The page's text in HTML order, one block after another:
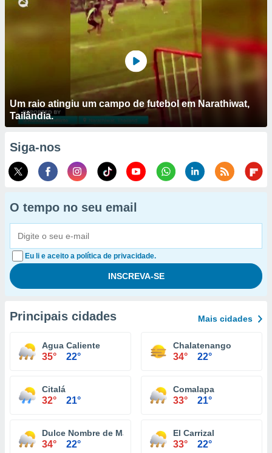
Um raio atingiu um campo de futebol em Narathiwat,
Tailândia.
Siga-nos
O tempo no seu email
Eu li e aceito a política de privacidade.
Principais cidades Mais cidades
Agua Caliente
35° 22°
Chalatenango
34° 22°
Citalá
32° 21°
Comalapa
33° 21°
Dulce Nombre de María
34° 22°
El Carrizal
33° 22°